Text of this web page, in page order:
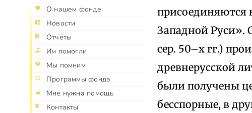
О нашем фонде
Новости
Отчёты
Им помогли
Мы помним
Программы фонда
Мне нужна помощь
Контакты
присоединяются
Западной Руси».
сер. 50–х гг.)
древнерусской
были получены
бесспорные, в